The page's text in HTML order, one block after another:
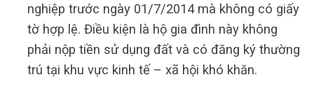
nghiệp trước ngày 01/7/2014 mà không có giấy
tờ hợp lệ. Điều kiện là hộ gia đình này không
phải nộp tiền sử dụng đất và có đăng ký thường
trú tại khu vực kinh tế – xã hội khó khăn.